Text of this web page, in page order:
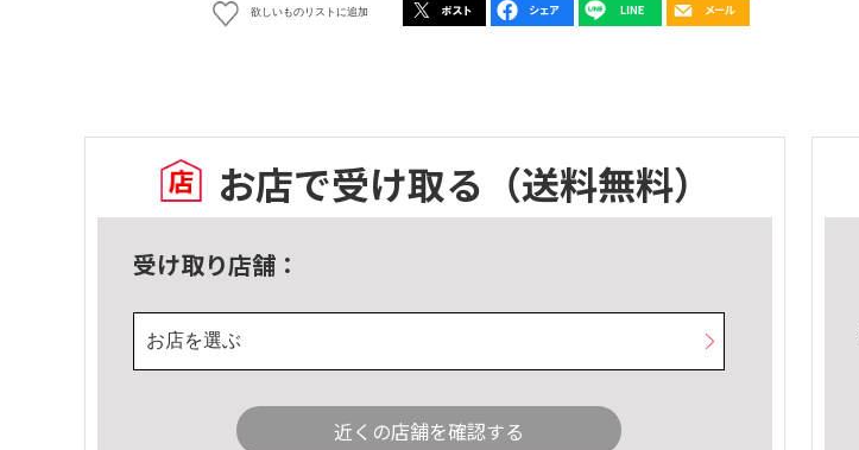
欲しいものリストに追加
お店で受け取る （送料無料）
受け取り店舗：
お店を選ぶ
近くの店舗を確認する